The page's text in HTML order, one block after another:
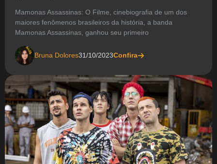
Mamonas Assassinas: O Filme, cinebiografia de um dos
maiores fenômenos brasileiros da história, a banda
Mamonas Assassinas, ganhou seu primeiro
Bruna Dolores31/10/2023Confira